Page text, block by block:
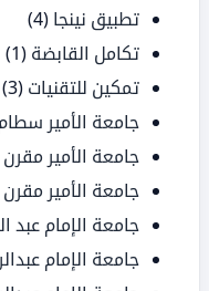
تطبيق نينجا (4)
تكامل القابضة (1)
تمكين للتقنيات (3)
جامعة الأمير
جامعة الأمير مقرن
جامعة الأمير مقرن
جامعة الإمام عبد
جامعة الإمام